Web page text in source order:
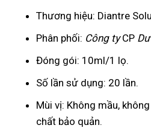
Thương hiệu: Diantre
Phân phối: Công tyCP
Đóng gói: 10ml/1 lọ.
Số lần sử dụng: 20 lần.
Mùi vị: Không mầu,
chất bảo quản.